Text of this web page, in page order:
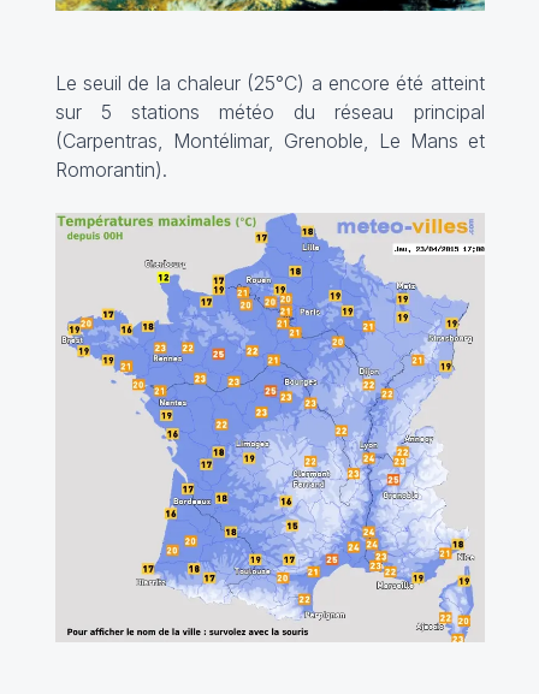
Le seuil de la chaleur (25°C) a encore été atteint
sur 5 stations météo du réseau principal
(Carpentras, Montélimar, Grenoble, Le Mans et
Romorantin).